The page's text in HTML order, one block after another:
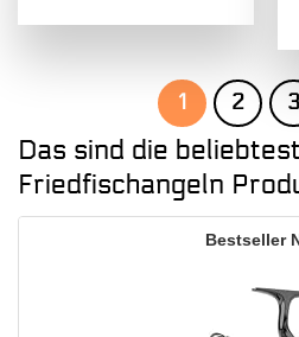
1 2 3
Das sind die
Friedfischangeln